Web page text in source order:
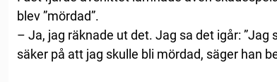
blev ”mördad”.
– Ja, jag räknade ut det. Jag sa det igår: ”Jag
säker på att jag skulle bli mördad, säger han